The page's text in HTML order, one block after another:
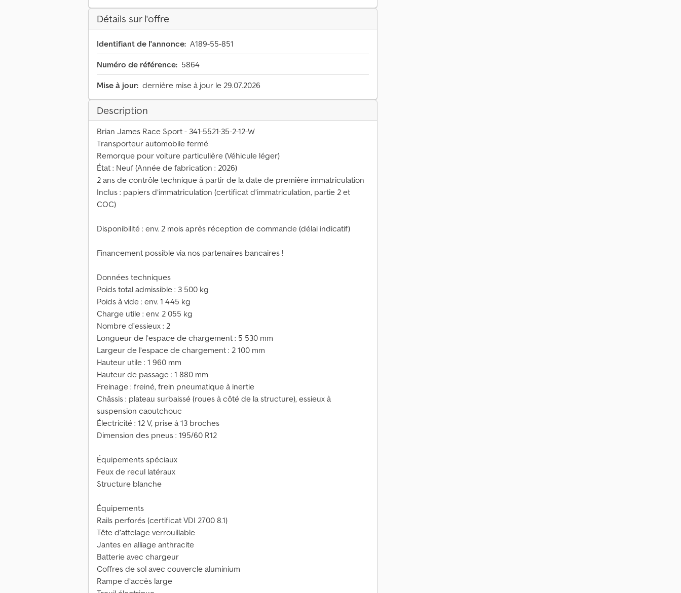
Détails sur l'offre
Identifiant de l'annonce: A189-55-851
Numéro de référence: 5864
Mise à jour: dernière mise à jour le 29.07.2026
Description
Brian James Race Sport - 341-5521-35-2-12-W
Transporteur automobile fermé
Remorque pour voiture particulière (Véhicule léger)
État : Neuf (Année de fabrication : 2026)
2 ans de contrôle technique à partir de la date de première immatriculation
Inclus : papiers d’immatriculation (certificat d’immatriculation, partie 2 et
COC)
Disponibilité : env. 2 mois après réception de commande (délai indicatif)
Financement possible via nos partenaires bancaires !
Données techniques
Poids total admissible : 3 500 kg
Poids à vide : env. 1 445 kg
Charge utile : env. 2 055 kg
Nombre d’essieux : 2
Longueur de l’espace de chargement : 5 530 mm
Largeur de l’espace de chargement : 2 100 mm
Hauteur utile : 1 960 mm
Hauteur de passage : 1 880 mm
Freinage : freiné, frein pneumatique à inertie
Châssis : plateau surbaissé (roues à côté de la structure), essieux à
suspension caoutchouc
Électricité : 12 V, prise à 13 broches
Dimension des pneus : 195/60 R12
Équipements spéciaux
Feux de recul latéraux
Structure blanche
Équipements
Rails perforés (certificat VDI 2700 8.1)
Tête d’attelage verrouillable
Jantes en alliage anthracite
Batterie avec chargeur
Coffres de sol avec couvercle aluminium
Rampe d’accès large